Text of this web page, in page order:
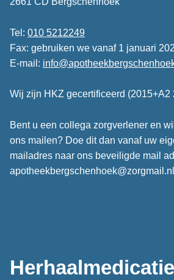
Tel: 010 5212249
Fax: gebruiken we vanaf 1 januari
E-mail:
Wij zijn HKZ gecertificeerd (2015+A2
Bent u een collega zorgverlener en
ons mailen? Doe dit dan vanaf uw
mailadres naar ons beveiligde mail
apotheekbergschenhoek@zorgmail.nl
Herhaalmedicatie